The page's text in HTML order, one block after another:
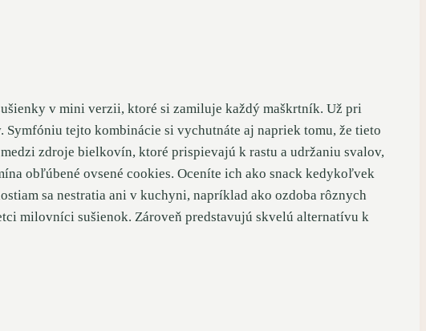
v mini verzii, ktoré si zamiluje každý maškrtník. Už pri
tejto kombinácie si vychutnáte aj napriek tomu, že tieto
zdroje bielkovín, ktoré prispievajú k rastu a udržaniu svalov,
obľúbené ovsené cookies. Oceníte ich ako snack kedykoľvek
sa nestratia ani v kuchyni, napríklad ako ozdoba rôznych
milovníci sušienok. Zároveň predstavujú skvelú alternatívu k